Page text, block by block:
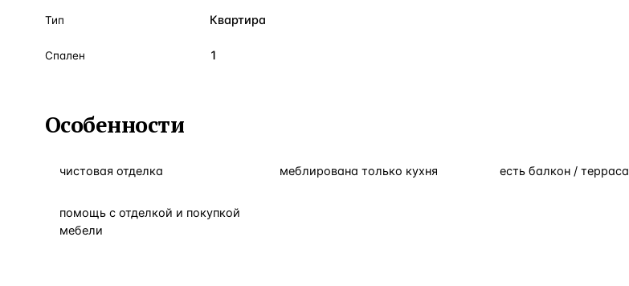
Тип Квартира
Спален 1
Особенности
чистовая отделка меблирована только кухня есть балкон / терраса
помощь с отделкой и покупкой
мебели